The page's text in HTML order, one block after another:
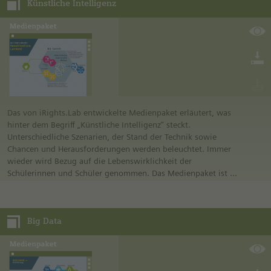
wurde das Buch an der Technischen Universität München als
Gemeinschaftsprojekt des Heinz Nixdorf-Stiftungslehrstuhls
für Didaktik der Mathematik und des Lehrstuhls für
Geometrie und Visualisierung. Es kombiniert durchdachte
didaktische Ansätze mit den Möglichkeiten modernster
Technologie. Zahlreiche Bilder und Animationen sorgen für
einen spannenden Zugang zu einem wichtigen Thema.
Künstliche Intelligenz
Das von iRights.Lab entwickelte Medienpaket erläutert, was
hinter dem Begriff „Künstliche Intelligenz“ steckt.
Unterschiedliche Szenarien, der Stand der Technik sowie
Chancen und Herausforderungen werden beleuchtet. Immer
wieder wird Bezug auf die Lebenswirklichkeit der
Schülerinnen und Schüler genommen. Das Medienpaket ist in
• Teil B – Praxisbeispiele
• Teil C – Chancen und Herausforderungen
Teil A gibt einen Überblick, eine Einführung und konkretisiert
den Begriff KI. Teil B behandelt das Thema konkreter, indem
das Erlernte anhand von Praxisbeispielen vertieft wird. Teil C
Big Data